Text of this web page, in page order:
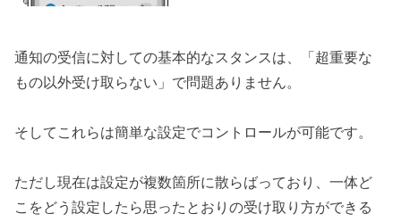
通知の受信に対しての基本的なスタンスは、「超重要な
もの以外受け取らない」で問題ありません。
そしてこれらは簡単な設定でコントロールが可能です。
ただし現在は設定が複数箇所に散らばっており、一体ど
こをどう設定したら思ったとおりの受け取り方ができる